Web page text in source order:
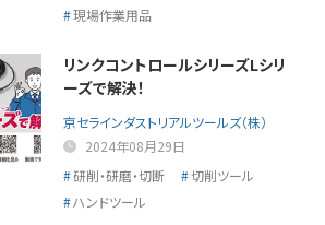
現場作業用品
リンクコントロールシリーズLシリ
ーズで解決！
京セラインダストリアルツールズ（株）
2024年08月29日
研削・研磨・切断
切削ツール
ハンドツール